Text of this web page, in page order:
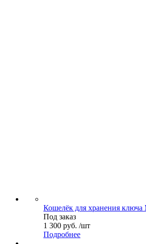
Кошелёк для хранения ключа
Под заказ
1 300 руб. /шт
Подробнее